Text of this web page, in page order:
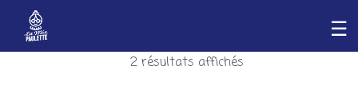
2 résultats affichés